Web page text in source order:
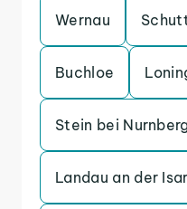
Wernau
Buchloe
Stein bei
Landau an der Isar